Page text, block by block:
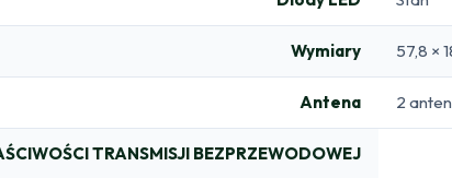
Wymiary 57,8 ×
Antena 2
TRANSMISJI BEZPRZEWODOWEJ